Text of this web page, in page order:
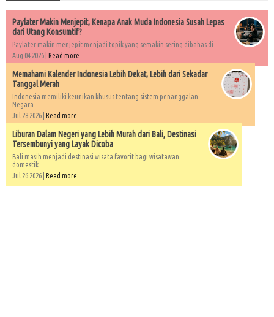
Paylater Makin Menjepit, Kenapa Anak Muda Indonesia Susah Lepas
dari Utang Konsumtif?
Paylater makin menjepit menjadi topik yang semakin sering dibahas di...
Aug 04 2026 | Read more
Memahami Kalender Indonesia Lebih Dekat, Lebih dari Sekadar
Tanggal Merah
Indonesia memiliki keunikan khusus tentang sistem penanggalan.
Negara...
Jul 28 2026 | Read more
Liburan Dalam Negeri yang Lebih Murah dari Bali, Destinasi
Tersembunyi yang Layak Dicoba
Bali masih menjadi destinasi wisata favorit bagi wisatawan
domestik...
Jul 26 2026 | Read more